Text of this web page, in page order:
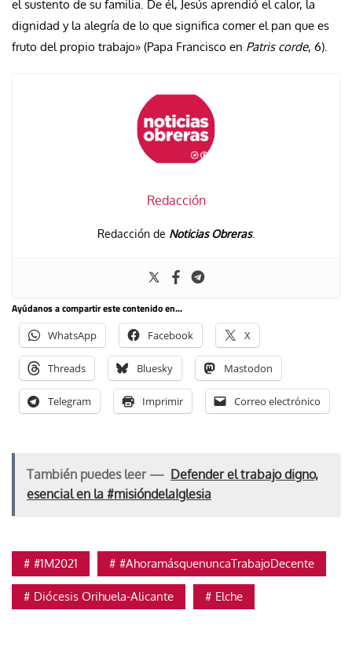
el sustento de su familia. De él, Jesús aprendió el calor, la
dignidad y la alegría de lo que significa comer el pan que es
fruto del propio trabajo» (Papa Francisco en Patris corde, 6).
Redacción
Redacción de Noticias Obreras.
Ayúdanos a compartir este contenido en...
WhatsApp Facebook X
Threads Bluesky Mastodon
Telegram Imprimir Correo electrónico
También puedes leer — Defender el trabajo digno,
esencial en la #misióndelaIglesia
#1M2021 #AhoramásquenuncaTrabajoDecente
Diócesis Orihuela-Alicante Elche